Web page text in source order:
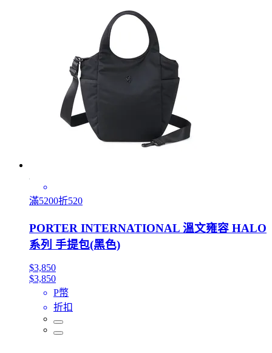
滿5200折520
PORTER INTERNATIONAL 溫文雍容 HALO
系列 手提包(黑色)
$3,850
$3,850
P幣
折扣